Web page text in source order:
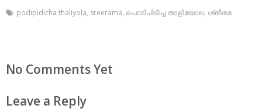
podipidicha thaliyola, sreerama, പൊടിപിടിച്ച താളിയോല, ശ്രീരമ
No Comments Yet
Leave a Reply